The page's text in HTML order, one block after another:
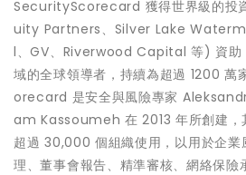
SecurityScorecard 獲得世界級的投
uity Partners、Silver Lake
l、GV、Riverwood Capital 等) 資助
域的全球領導者，持續為超過 1200
orecard 是安全與風險專家
am Kassoumeh 在 2013 年所創建，
超過 30,000 個組織使用，以用於企業
理、董事會報告、精準審核、網絡保